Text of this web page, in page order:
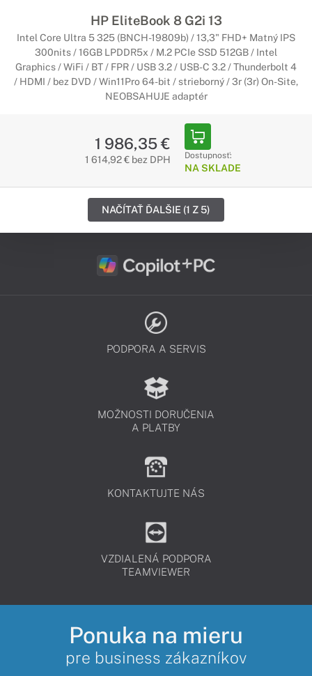
HP EliteBook 8 G2i 13
Intel Core Ultra 5 325 (BNCH-19809b) / 13,3" FHD+ Matný IPS
300nits / 16GB LPDDR5x / M.2 PCIe SSD 512GB / Intel
Graphics / WiFi / BT / FPR / USB 3.2 / USB-C 3.2 / Thunderbolt 4
/ HDMI / bez DVD / Win11Pro 64-bit / strieborný / 3r (3r) On-Site,
NEOBSAHUJE adaptér
1 986,35 €
1 614,92 € bez DPH Dostupnosť:
NA SKLADE
NAČÍTAŤ ĎALŠIE (1 Z 5)
PODPORA A SERVIS
MOŽNOSTI DORUČENIA
A PLATBY
KONTAKTUJTE NÁS
VZDIALENÁ PODPORA
TEAMVIEWER
Ponuka na mieru
pre business zákazníkov